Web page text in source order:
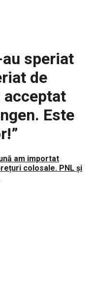
speriat
de
acceptat
Este